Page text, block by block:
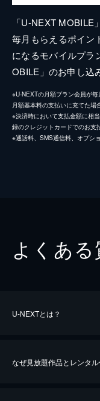
「U-NEXT
毎月もらえるポイン
になるモバイルプラ
OBILE」のお申し込
※U-NEXTの月額プラン会員が
月額基本料の支払いに充てた場合
※決済時において支払金額に相
録のクレジットカードでのお支
※通話料、SMS通信料、オプシ
よくある
U-NEXTとは？
なぜ見放題作品とレンタ